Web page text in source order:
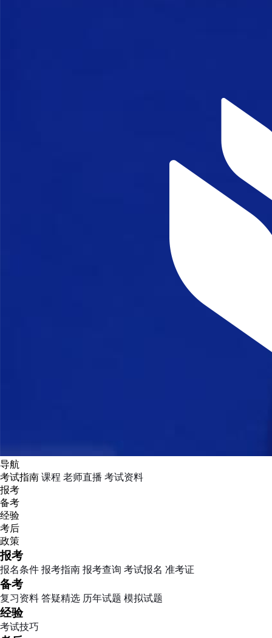
导航
考试指南 课程 老师直播 考试资料
报考
备考
经验
考后
政策
报考
报名条件 报考指南 报考查询 考试报名 准考证
备考
复习资料 答疑精选 历年试题 模拟试题
经验
考试技巧